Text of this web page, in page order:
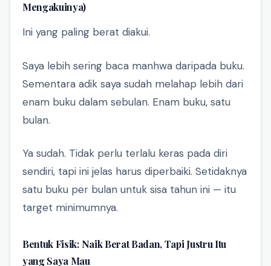
Mengakuinya)
Ini yang paling berat diakui.
Saya lebih sering baca manhwa daripada buku.
Sementara adik saya sudah melahap lebih dari
enam buku dalam sebulan. Enam buku, satu
bulan.
Ya sudah. Tidak perlu terlalu keras pada diri
sendiri, tapi ini jelas harus diperbaiki. Setidaknya
satu buku per bulan untuk sisa tahun ini — itu
target minimumnya.
Bentuk Fisik: Naik Berat Badan, Tapi Justru Itu
yang Saya Mau